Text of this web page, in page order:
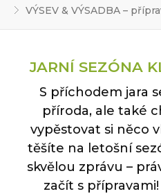
VÝSEV & VÝSADBA –
JARNÍ SEZÓNA
S příchodem jara
příroda, ale také
vypěstovat si něco
těšíte na letošní
skvělou zprávu –
začít s